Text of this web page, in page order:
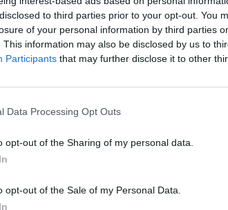
to third parties prior to your opt-out. You
of your personal information by third parties
This information may also be disclosed by us to
Participants that may further disclose it to other
Data Processing Opt Outs
opt-out of the Sharing of my personal data.
opt-out of the Sale of my Personal Data.
a rischio